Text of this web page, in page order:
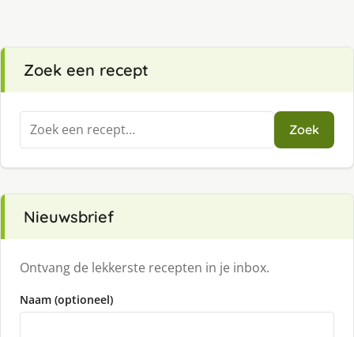
Zoek een recept
Zoeken
naar:
Zoek
Nieuwsbrief
Ontvang de lekkerste recepten in je inbox.
Naam (optioneel)